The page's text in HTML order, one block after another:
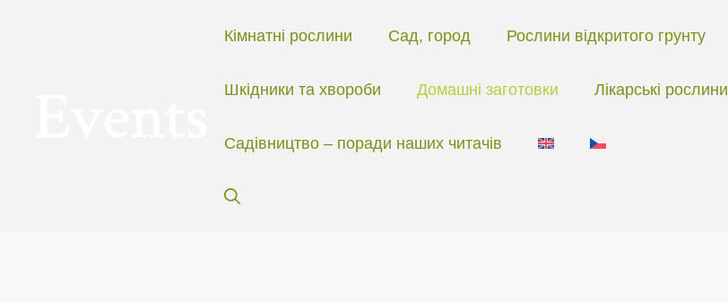
Кімнатні рослини Сад, город Рослини відкритого грунту
Шкідники та хвороби Домашні заготовки Лікарські рослини
Садівництво – поради наших читачів